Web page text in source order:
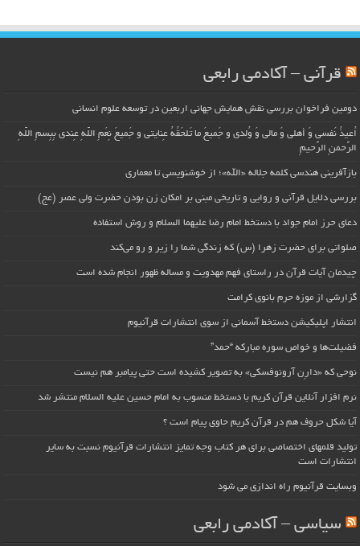
قرآنی – آکادمی رابعی
دومین فراخوان بررسی نقش همایش جهانی اربعین در توسعه علوم انسانی
اُعیذُ نَفسی وَ أهلی وَ مالی وَ وُلدی و جَمیعَ ما تَلحَقُهُ عِنایتی و جَمیعَ نِعَمِ اللّهِ عِندی بِبِسمِ اللّهِ
الرَّحمنِ الرَّحیمِ
بازآفرینی هندسی کلمه جلاله «الله»؛ از خوشنویسی تا معماری
بررسی دلایل قرآنی و روایی و تاریخی مبنی بر امکان زن بودن حضرت ولی عصر (عج)
دعای حرز امام جواد با دستخط امام رضا علیهما السلام و روش استفاده
صلواتی برای حضرت زهرا (س) که زندگی شما را زیر و رو می‌کند
چیدمان آیات قرآن در راستای فهم مهدویت و مساله ظهور انجام شده است
گزارشی از موزه حرم بانوی کرامت
انتشار اپلیکیشن دستخط آسمانی از سوی انتشارات قرآنیوم
فضیلت‌ها و خواص سوره مبارکه “حمد”
نوحی که «دارِن آرونوفسکی» به تصویر کشیده است حتی پیامبر هم نیست
نرم افزار آنلاین قرآن کریم با دستخط منسوب به امام حسین علیه السلام منتشر شد
آیا شکل حروف هم در قرآن کریم حاوی پیام است ؟
تولید قلمهای اختصاصی برای هر کتاب وجه تمایز انتشارات قرآنیوم نسبت به سایر
انتشارات است
وبسایت قرآنیوم راه اندازی می شود
سیاسی – آکادمی رابعی